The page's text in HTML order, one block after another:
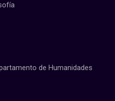
de Humanidades